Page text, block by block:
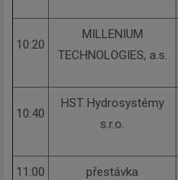
10:20
MILLENIUM
TECHNOLOGIES, a.s.
10:40
HST Hydrosystémy
s.r.o.
11:00 přestávka